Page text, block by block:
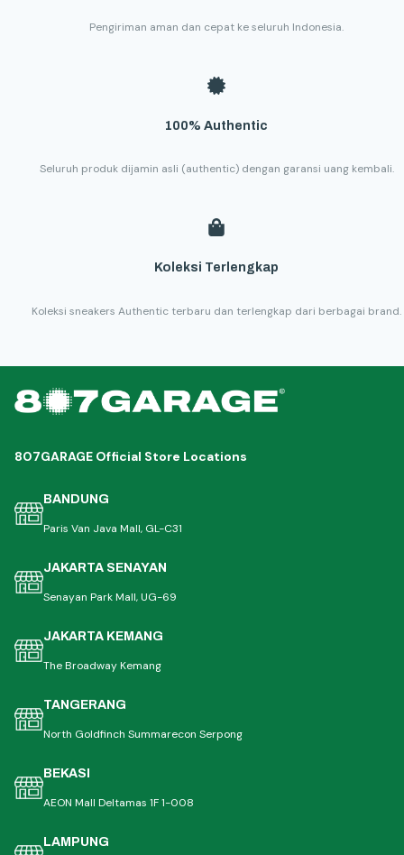
Pengiriman aman dan cepat ke seluruh Indonesia.
100% Authentic
Seluruh produk dijamin asli (authentic) dengan garansi uang kembali.
Koleksi Terlengkap
Koleksi sneakers Authentic terbaru dan terlengkap dari berbagai brand.
807GARAGE Official Store Locations
BANDUNG
Paris Van Java Mall, GL-C31
JAKARTA SENAYAN
Senayan Park Mall, UG-69
JAKARTA KEMANG
The Broadway Kemang
TANGERANG
North Goldfinch Summarecon Serpong
BEKASI
AEON Mall Deltamas 1F 1-008
LAMPUNG